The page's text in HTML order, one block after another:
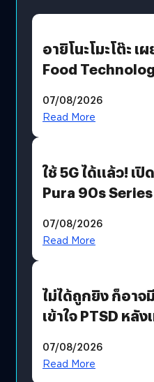
อายิโนะโมะโต๊ะ
Food
บริโภคและ B2B
07/08/2026
Read More
ใช้ 5G ได้แล้ว! เ
Pura 90s
07/08/2026
Read More
ไม่ได้ถูกยิง ก็อา
เข้าใจ PTSD หลัง
07/08/2026
Read More